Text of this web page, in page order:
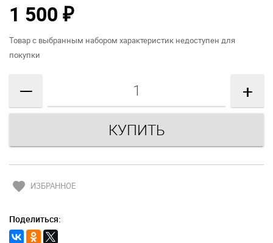
1 500 ₽
Товар с выбранным набором характеристик недоступен для
покупки
— +
favorite ИЗБРАННОЕ
Поделиться: